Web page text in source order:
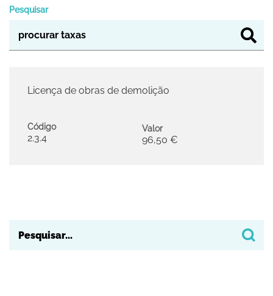
Pesquisar
Código
2.3.4
Licença de obras de demolição
Valor
96,50 €